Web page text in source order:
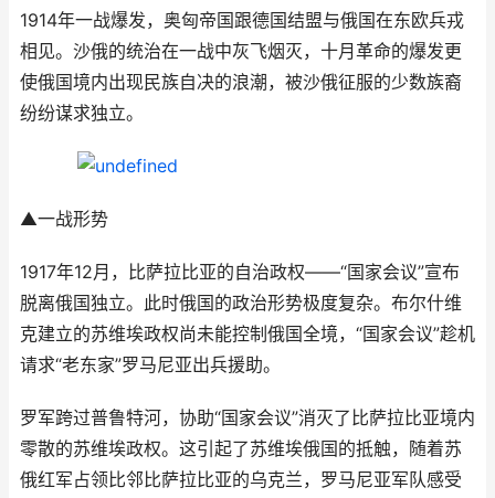
1914年一战爆发，奥匈帝国跟德国结盟与俄国在东欧兵戎
相见。沙俄的统治在一战中灰飞烟灭，十月革命的爆发更
使俄国境内出现民族自决的浪潮，被沙俄征服的少数族裔
纷纷谋求独立。
▲一战形势
1917年12月，比萨拉比亚的自治政权——“国家会议”宣布
脱离俄国独立。此时俄国的政治形势极度复杂。布尔什维
克建立的苏维埃政权尚未能控制俄国全境，“国家会议”趁机
请求“老东家”罗马尼亚出兵援助。
罗军跨过普鲁特河，协助“国家会议”消灭了比萨拉比亚境内
零散的苏维埃政权。这引起了苏维埃俄国的抵触，随着苏
俄红军占领比邻比萨拉比亚的乌克兰，罗马尼亚军队感受